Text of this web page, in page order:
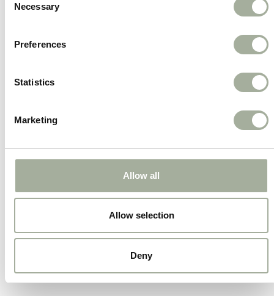
Selection
Necessary
Preferences
Statistics
Marketing
Allow all
Allow selection
Deny
verminderen.
Voor middelgrote en grote honden
kauwers.
Met de Geknoopte Kluiven 20 cm van Boon geef
gezonde kauwsnack waar hij uren plezier van
heeft!